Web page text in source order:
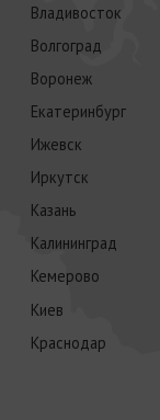
Владивосток
Волгоград
Воронеж
Екатеринбург
Ижевск
Иркутск
Казань
Калининград
Кемерово
Киев
Краснодар